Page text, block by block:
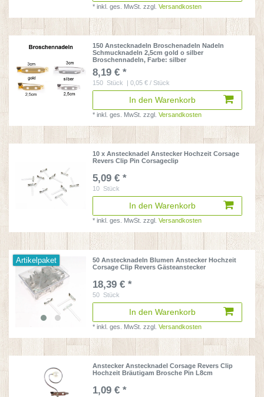
*inkl. ges. MwSt. zzgl.Versandkosten
150 Anstecknadeln Broschenadeln Nadeln
Schmucknadeln 2,5cm gold o silber
Broschennadeln, Farbe: silber
8,19 € *
150 Stück | 0,05 € / Stück
In den Warenkorb
*inkl. ges. MwSt. zzgl.Versandkosten
10 x Anstecknadel Anstecker Hochzeit Corsage
Revers Clip Pin Corsageclip
5,09 € *
10 Stück
In den Warenkorb
*inkl. ges. MwSt. zzgl.Versandkosten
Artikelpaket
50 Anstecknadeln Blumen Anstecker Hochzeit
Corsage Clip Revers Gästeanstecker
18,39 € *
50 Stück
In den Warenkorb
*inkl. ges. MwSt. zzgl.Versandkosten
Anstecker Anstecknadel Corsage Revers Clip
Hochzeit Bräutigam Brosche Pin L8cm
1,09 € *